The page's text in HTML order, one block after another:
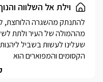
וילת אל השלווה